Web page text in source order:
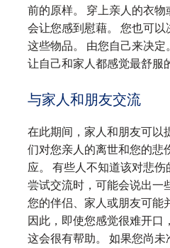
前的原样。 穿上亲人的衣
会让您感到慰藉。 您也可
这些物品。 由您自己来决定
让自己和家人都感觉最舒服
与家人和朋友交流
在此期间，家人和朋友可以
们对您亲人的离世和您的悲
应。 有些人不知道该对悲
尝试交流时，可能会说出一
您的伴侣、家人或朋友可能
因此，即使您感觉很难开口
这会很有帮助。 如果您尚